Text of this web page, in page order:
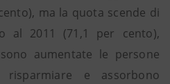
ma la quota scende di
al 2011 (71,1 per cento),
aumentate le persone
e assorbono